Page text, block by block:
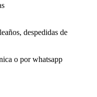
despedidas de
o por whatsapp